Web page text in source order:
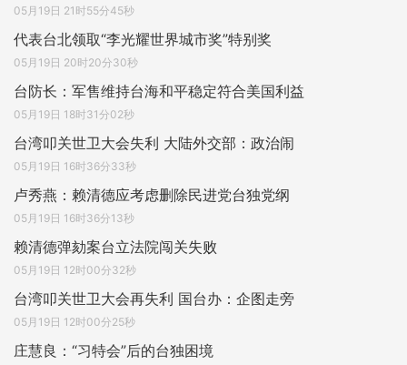
05月19日 21时55分45秒
代表台北领取“李光耀世界城市奖”特别奖
05月19日 20时20分30秒
台防长：军售维持台海和平稳定符合美国利益
05月19日 18时31分02秒
台湾叩关世卫大会失利 大陆外交部：政治闹
05月19日 16时36分33秒
卢秀燕：赖清德应考虑删除民进党台独党纲
05月19日 16时36分13秒
赖清德弹劾案台立法院闯关失败
05月19日 12时00分32秒
台湾叩关世卫大会再失利 国台办：企图走旁
05月19日 12时00分25秒
庄慧良：“习特会”后的台独困境